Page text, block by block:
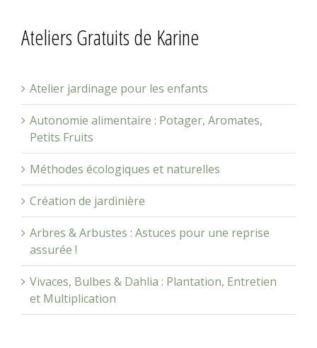
Ateliers Gratuits de Karine
Petits Fruits
assurée !
et Multiplication